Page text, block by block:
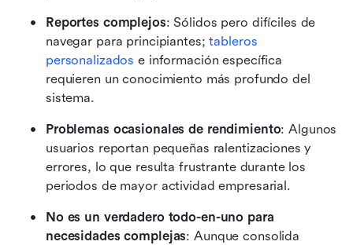
Reportes complejos: Sólidos pero difíciles de
navegar para principiantes; tableros
personalizados e información específica
requieren un conocimiento más profundo del
sistema.
Problemas ocasionales de rendimiento: Algunos
usuarios reportan pequeñas ralentizaciones y
errores, lo que resulta frustrante durante los
periodos de mayor actividad empresarial.
No es un verdadero todo-en-uno para
necesidades complejas: Aunque consolida